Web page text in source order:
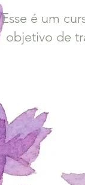
Esse é um
objetivo de